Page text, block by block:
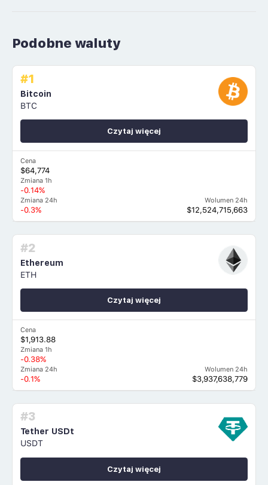
Podobne waluty
#1
Bitcoin
BTC
Cena
$64,774
Zmiana 1h
-0.14%
Zmiana 24h
-0.3%
Wolumen 24h
$12,524,715,663
Czytaj więcej
#2
Ethereum
ETH
Cena
$1,913.88
Zmiana 1h
-0.38%
Zmiana 24h
-0.1%
Wolumen 24h
$3,937,638,779
Czytaj więcej
#3
Tether USDt
USDT
Czytaj więcej